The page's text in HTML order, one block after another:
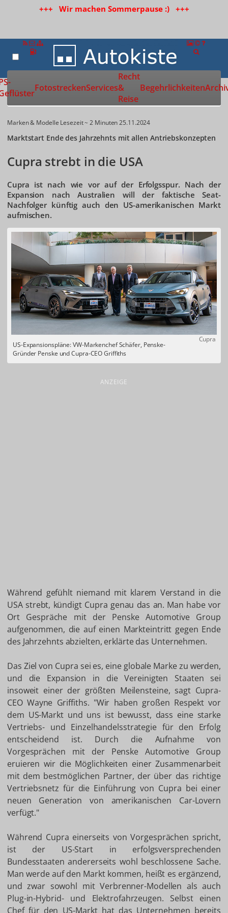
+++ Wir machen Sommerpause :) +++
Zur Startseite
FotostreckenServices
Recht
&
Reise
Begehrlichkeiten
Marken & Modelle Lesezeit ~ 2 Minuten25.11.2024
Marktstart Ende des Jahrzehnts mit allen Antriebskonzepten
Cupra strebt in die USA
Cupra ist nach wie vor auf der Erfolgsspur. Nach der
Expansion nach Australien will der faktische Seat-
Nachfolger künftig auch den US-amerikanischen Markt
aufmischen.
Cupra
US-Expansionspläne: VW-Markenchef Schäfer, Penske-
Gründer Penske und Cupra-CEO Griffiths
ANZEIGE
Während gefühlt niemand mit klarem Verstand in die
USA strebt, kündigt Cupra genau das an. Man habe vor
Ort Gespräche mit der Penske Automotive Group
aufgenommen, die auf einen Markteintritt gegen Ende
des Jahrzehnts abzielten, erklärte das Unternehmen.
Das Ziel von Cupra sei es, eine globale Marke zu werden,
und die Expansion in die Vereinigten Staaten sei
insoweit einer der größten Meilensteine, sagt Cupra-
CEO Wayne Griffiths. "Wir haben großen Respekt vor
dem US-Markt und uns ist bewusst, dass eine starke
Vertriebs- und Einzelhandelsstrategie für den Erfolg
entscheidend ist. Durch die Aufnahme von
Vorgesprächen mit der Penske Automotive Group
eruieren wir die Möglichkeiten einer Zusammenarbeit
mit dem bestmöglichen Partner, der über das richtige
Vertriebsnetz für die Einführung von Cupra bei einer
neuen Generation von amerikanischen Car-Lovern
verfügt."
Während Cupra einerseits von Vorgesprächen spricht,
ist der US-Start in erfolgsversprechenden
Bundesstaaten andererseits wohl beschlossene Sache.
Man werde auf den Markt kommen, heißt es ergänzend,
und zwar sowohl mit Verbrenner-Modellen als auch
Plug-in-Hybrid- und Elektrofahrzeugen. Selbst einen
Chef für den US-Markt hat das Unternehmen bereits